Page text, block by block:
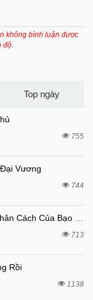
không bình luận được
độ.
Top ngày
755
Vương
744
713
Rồi
1138